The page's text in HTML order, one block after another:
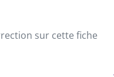
sur cette fiche